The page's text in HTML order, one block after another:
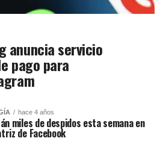
anuncia servicio
pago para
hace 4 años
miles de despidos esta semana en
de Facebook